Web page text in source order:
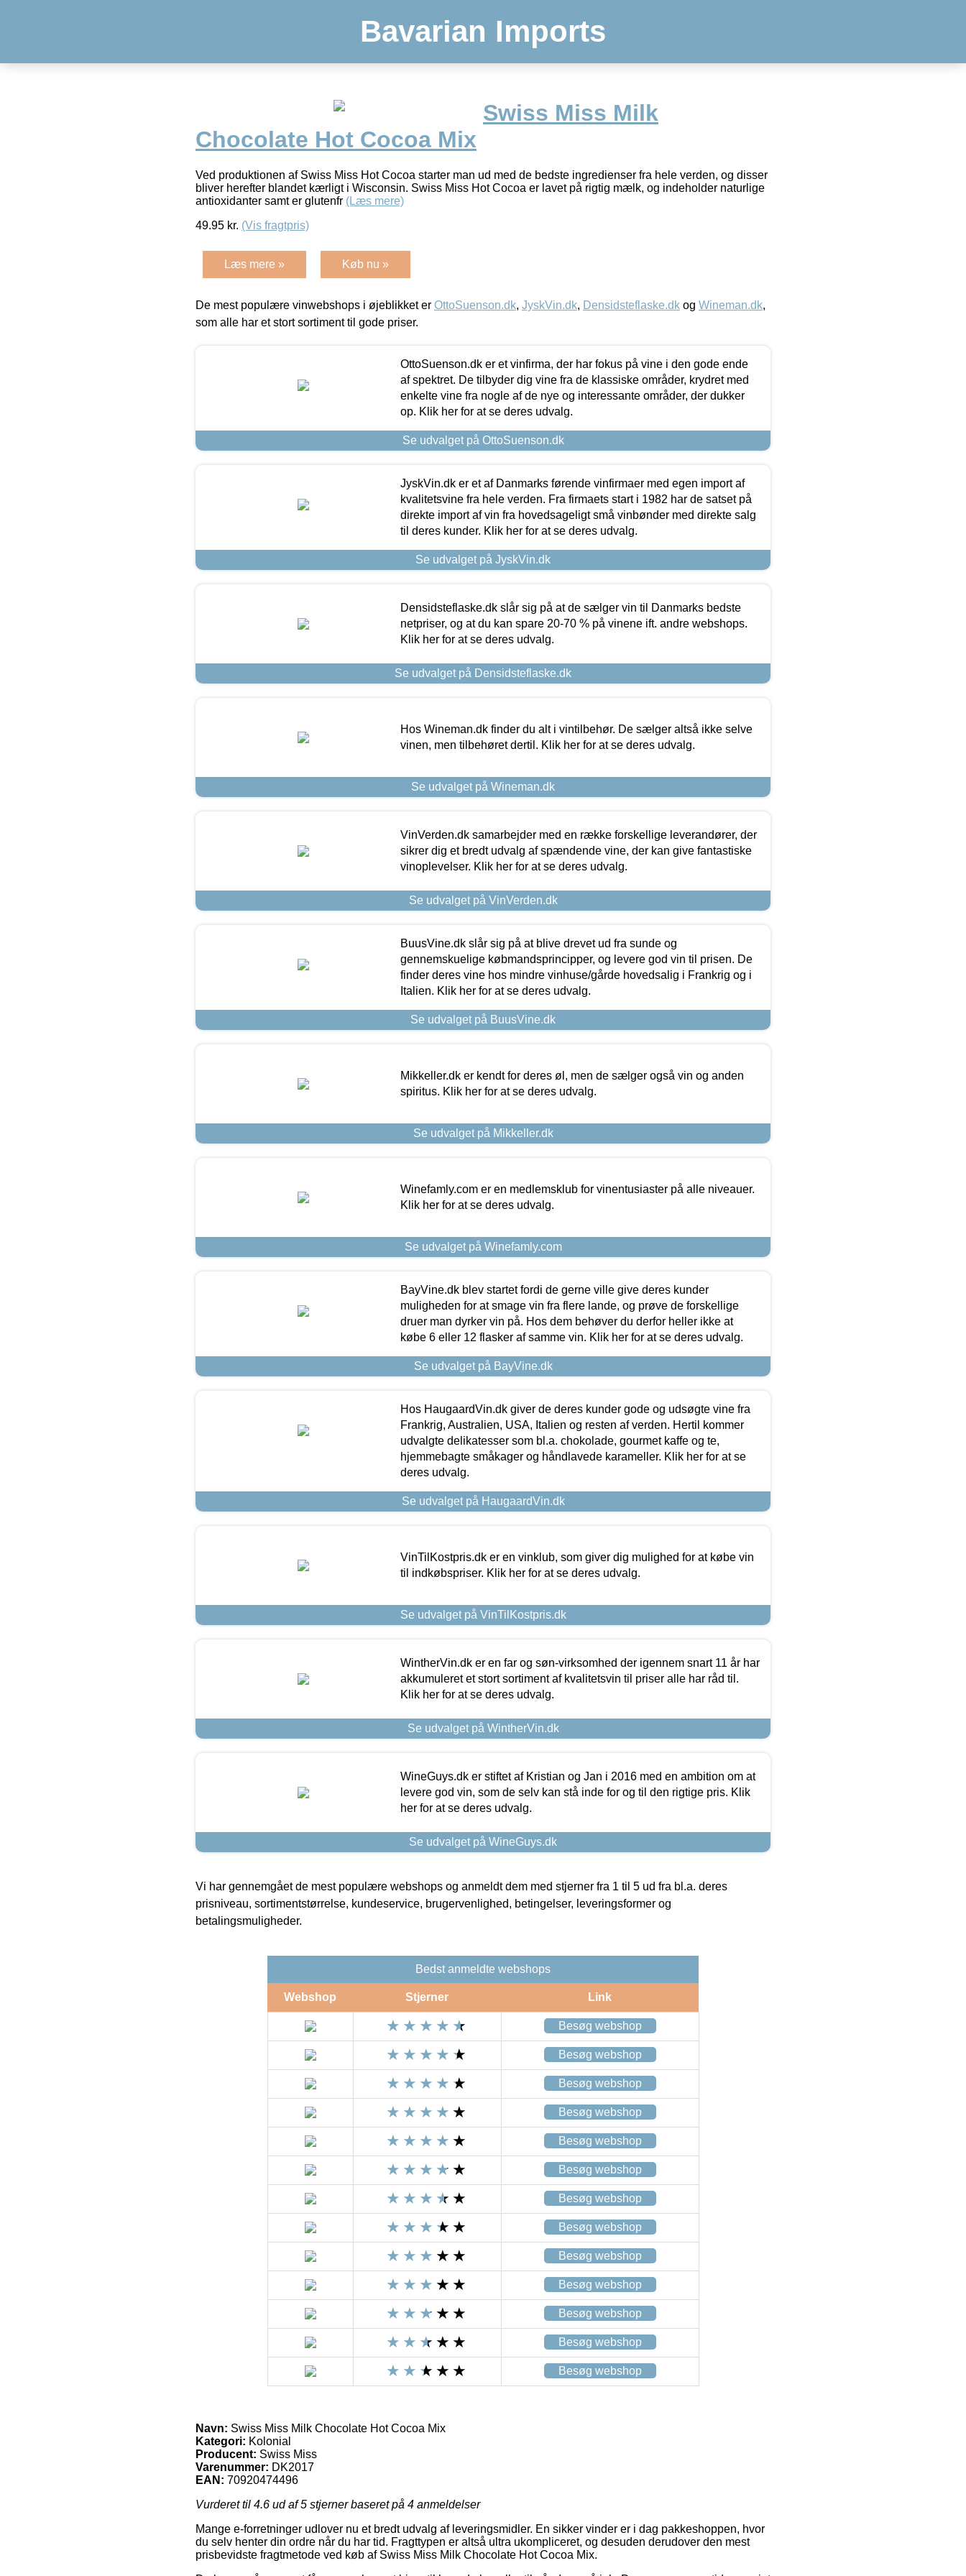
Bavarian Imports
Swiss Miss Milk
Chocolate Hot Cocoa Mix
Ved produktionen af Swiss Miss Hot Cocoa starter man ud med de bedste ingredienser fra hele verden, og disser
bliver herefter blandet kærligt i Wisconsin. Swiss Miss Hot Cocoa er lavet på rigtig mælk, og indeholder naturlige
antioxidanter samt er glutenfr (Læs mere)
49.95 kr. (Vis fragtpris)
Læs mere » Køb nu »
De mest populære vinwebshops i øjeblikket er OttoSuenson.dk, JyskVin.dk, Densidsteflaske.dk og Wineman.dk,
som alle har et stort sortiment til gode priser.
OttoSuenson.dk er et vinfirma, der har fokus på vine i den gode ende
af spektret. De tilbyder dig vine fra de klassiske områder, krydret med
enkelte vine fra nogle af de nye og interessante områder, der dukker
op. Klik her for at se deres udvalg.
Se udvalget på OttoSuenson.dk
JyskVin.dk er et af Danmarks førende vinfirmaer med egen import af
kvalitetsvine fra hele verden. Fra firmaets start i 1982 har de satset på
direkte import af vin fra hovedsageligt små vinbønder med direkte salg
til deres kunder. Klik her for at se deres udvalg.
Se udvalget på JyskVin.dk
Densidsteflaske.dk slår sig på at de sælger vin til Danmarks bedste
netpriser, og at du kan spare 20-70 % på vinene ift. andre webshops.
Klik her for at se deres udvalg.
Se udvalget på Densidsteflaske.dk
Hos Wineman.dk finder du alt i vintilbehør. De sælger altså ikke selve
vinen, men tilbehøret dertil. Klik her for at se deres udvalg.
Se udvalget på Wineman.dk
VinVerden.dk samarbejder med en række forskellige leverandører, der
sikrer dig et bredt udvalg af spændende vine, der kan give fantastiske
vinoplevelser. Klik her for at se deres udvalg.
Se udvalget på VinVerden.dk
BuusVine.dk slår sig på at blive drevet ud fra sunde og
gennemskuelige købmandsprincipper, og levere god vin til prisen. De
finder deres vine hos mindre vinhuse/gårde hovedsalig i Frankrig og i
Italien. Klik her for at se deres udvalg.
Se udvalget på BuusVine.dk
Mikkeller.dk er kendt for deres øl, men de sælger også vin og anden
spiritus. Klik her for at se deres udvalg.
Se udvalget på Mikkeller.dk
Winefamly.com er en medlemsklub for vinentusiaster på alle niveauer.
Klik her for at se deres udvalg.
Se udvalget på Winefamly.com
BayVine.dk blev startet fordi de gerne ville give deres kunder
muligheden for at smage vin fra flere lande, og prøve de forskellige
druer man dyrker vin på. Hos dem behøver du derfor heller ikke at
købe 6 eller 12 flasker af samme vin. Klik her for at se deres udvalg.
Se udvalget på BayVine.dk
Hos HaugaardVin.dk giver de deres kunder gode og udsøgte vine fra
Frankrig, Australien, USA, Italien og resten af verden. Hertil kommer
udvalgte delikatesser som bl.a. chokolade, gourmet kaffe og te,
hjemmebagte småkager og håndlavede karameller. Klik her for at se
deres udvalg.
Se udvalget på HaugaardVin.dk
VinTilKostpris.dk er en vinklub, som giver dig mulighed for at købe vin
til indkøbspriser. Klik her for at se deres udvalg.
Se udvalget på VinTilKostpris.dk
WintherVin.dk er en far og søn-virksomhed der igennem snart 11 år har
akkumuleret et stort sortiment af kvalitetsvin til priser alle har råd til.
Klik her for at se deres udvalg.
Se udvalget på WintherVin.dk
WineGuys.dk er stiftet af Kristian og Jan i 2016 med en ambition om at
levere god vin, som de selv kan stå inde for og til den rigtige pris. Klik
her for at se deres udvalg.
Se udvalget på WineGuys.dk
Vi har gennemgået de mest populære webshops og anmeldt dem med stjerner fra 1 til 5 ud fra bl.a. deres
prisniveau, sortimentstørrelse, kundeservice, brugervenlighed, betingelser, leveringsformer og
betalingsmuligheder.
Bedst anmeldte webshops
Webshop Stjerner Link
Besøg webshop
Besøg webshop
Besøg webshop
Besøg webshop
Besøg webshop
Besøg webshop
Besøg webshop
Besøg webshop
Besøg webshop
Besøg webshop
Besøg webshop
Besøg webshop
Besøg webshop
Navn: Swiss Miss Milk Chocolate Hot Cocoa Mix
Kategori: Kolonial
Producent: Swiss Miss
Varenummer: DK2017
EAN: 70920474496
Vurderet til 4.6 ud af 5 stjerner baseret på 4 anmeldelser
Mange e-forretninger udlover nu et bredt udvalg af leveringsmidler. En sikker vinder er i dag pakkeshoppen, hvor
du selv henter din ordre når du har tid. Fragttypen er altså ultra ukompliceret, og desuden derudover den mest
prisbevidste fragtmetode ved køb af Swiss Miss Milk Chocolate Hot Cocoa Mix.